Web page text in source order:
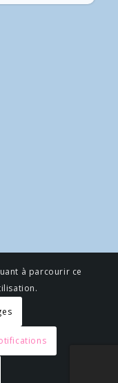
à parcourir ce